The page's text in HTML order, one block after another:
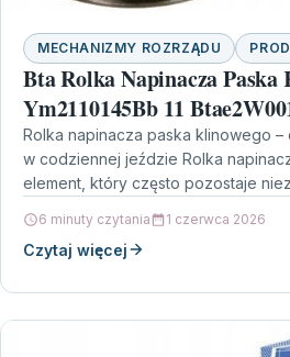
MECHANIZMY ROZRZĄDU
Bta Rolka Napinacza Paska
Ym2110145Bb 11
Rolka napinacza paska klinowego
w codziennej jeździe Rolka
element, który często pozostaje
6 minuty czytania 1 czerwca 2026
Czytaj więcej